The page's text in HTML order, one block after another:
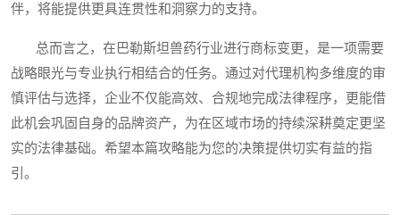
伴，将能提供更具连贯性和洞察力的支持。
总而言之，在巴勒斯坦兽药行业进行商标变更，是一项需要
战略眼光与专业执行相结合的任务。通过对代理机构多维度的审
慎评估与选择，企业不仅能高效、合规地完成法律程序，更能借
此机会巩固自身的品牌资产，为在区域市场的持续深耕奠定更坚
实的法律基础。希望本篇攻略能为您的决策提供切实有益的指
引。